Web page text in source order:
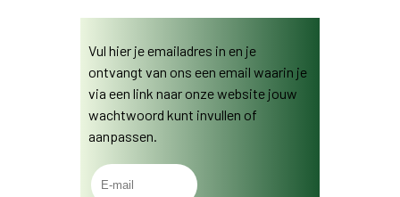
Vul hier je emailadres in en je
ontvangt van ons een email waarin je
via een link naar onze website jouw
wachtwoord kunt invullen of
aanpassen.